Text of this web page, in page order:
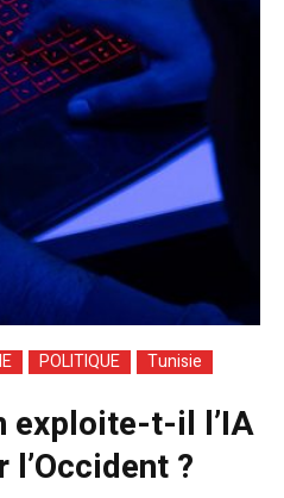
POLITIQUE Tunisie
exploite-t-il l’IA
?